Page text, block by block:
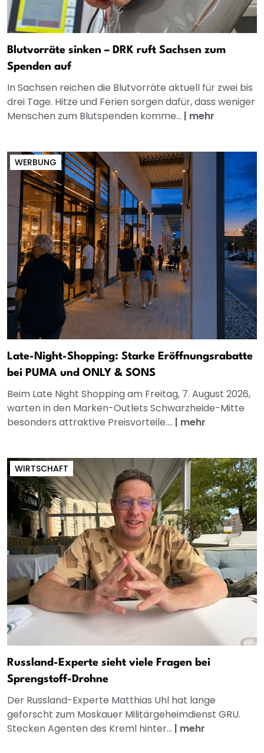
Blutvorräte sinken – DRK ruft Sachsen zum
Spenden auf
In Sachsen reichen die Blutvorräte aktuell für zwei bis
drei Tage. Hitze und Ferien sorgen dafür, dass weniger
Menschen zum Blutspenden komme... | mehr
WERBUNG
Late-Night-Shopping: Starke Eröffnungsrabatte
bei PUMA und ONLY & SONS
Beim Late Night Shopping am Freitag, 7. August 2026,
warten in den Marken-Outlets Schwarzheide-Mitte
besonders attraktive Preisvorteile.... | mehr
WIRTSCHAFT
Russland-Experte sieht viele Fragen bei
Sprengstoff-Drohne
Der Russland-Experte Matthias Uhl hat lange
geforscht zum Moskauer Militärgeheimdienst GRU.
Stecken Agenten des Kreml hinter... | mehr